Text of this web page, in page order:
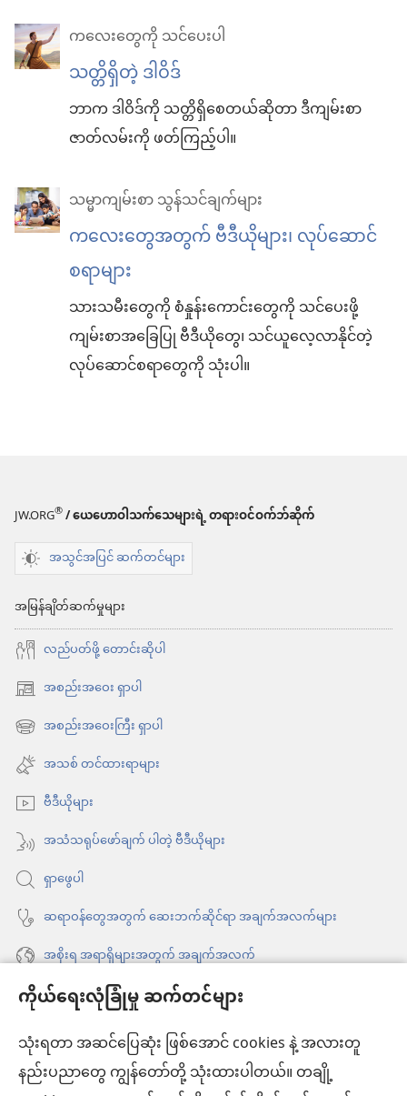
ကိုယ်ရေးလုံခြုံမှု ဆက်တင်များ
သုံးရတာ အဆင်ပြေဆုံး ဖြစ်အောင် cookies နဲ့ အလားတူ
နည်းပညာတွေ ကျွန်တော်တို့ သုံးထားပါတယ်။ တချို့
ကလေးတွေကို သင်ပေးပါ
သတ္တိရှိတဲ့ ဒါဝိဒ်
ဘာက ဒါဝိဒ်ကို သတ္တိရှိစေတယ်ဆိုတာ ဒီကျမ်းစာ
ဇာတ်လမ်းကို ဖတ်ကြည့်ပါ။
သမ္မာကျမ်းစာ သွန်သင်ချက်များ
ကလေးတွေအတွက် ဗီဒီယိုများ၊ လုပ်ဆောင်
စရာများ
သားသမီးတွေကို စံနှုန်းကောင်းတွေကို သင်ပေးဖို့
ကျမ်းစာအခြေပြု ဗီဒီယိုတွေ၊ သင်ယူလေ့လာနိုင်တဲ့
လုပ်ဆောင်စရာတွေကို သုံးပါ။
JW.ORG®/ ယေဟောဝါသက်သေများရဲ့ တရားဝင်ဝက်ဘ်ဆိုက်
အသွင်အပြင် ဆက်တင်များ
အမြန်ချိတ်ဆက်မှုများ
လည်ပတ်ဖို့ တောင်းဆိုပါ
အစည်းအဝေး ရှာပါ
(window
အသစ်
င့်
နေ
ပါ
တယ်)
အစည်းအဝေးကြီး ရှာပါ
(window
အသစ်
င့်
နေ
ပါ
တယ်)
အသစ် တင်ထားရာများ
ဗီဒီယိုများ
အသံသရုပ်ဖော်ချက် ပါတဲ့ ဗီဒီယိုများ
ရှာဖွေပါ
ဆရာဝန်တွေအတွက် ဆေးဘက်ဆိုင်ရာ အချက်အလက်များ
အစိုးရ အရာရှိများအတွက် အချက်အလက်
အကူအညီ
အလှူငွေ
(window
အသစ်